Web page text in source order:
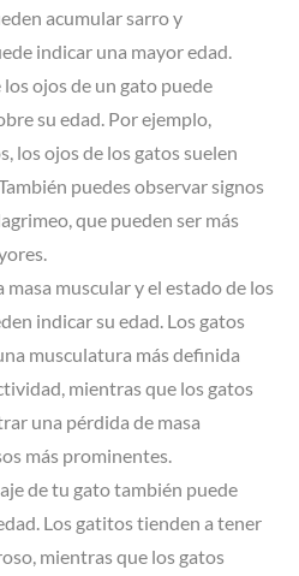
acumular sarro y
indicar una mayor edad.
ojos de un gato puede
su edad. Por ejemplo,
los ojos de los gatos suelen
puedes observar signos
que pueden ser más
masa muscular y el estado de los
indicar su edad. Los gatos
musculatura más definida
mientras que los gatos
una pérdida de masa
más prominentes.
de tu gato también puede
Los gatitos tienden a tener
mientras que los gatos